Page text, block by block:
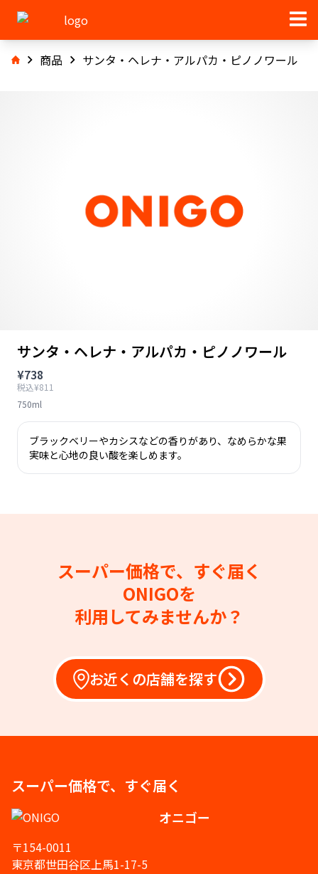
商品 サンタ・ヘレナ・アルパカ・ピノノワール
サンタ・ヘレナ・アルパカ・ピノノワール
¥738
税込¥811
750ml
ブラックベリーやカシスなどの香りがあり、なめらかな果
実味と心地の良い酸を楽しめます。
スーパー価格で、すぐ届く
ONIGOを
利用してみませんか？
お近くの店舗を探す
スーパー価格で、すぐ届く
オニゴー
〒154-0011
東京都世田谷区上馬1-17-5